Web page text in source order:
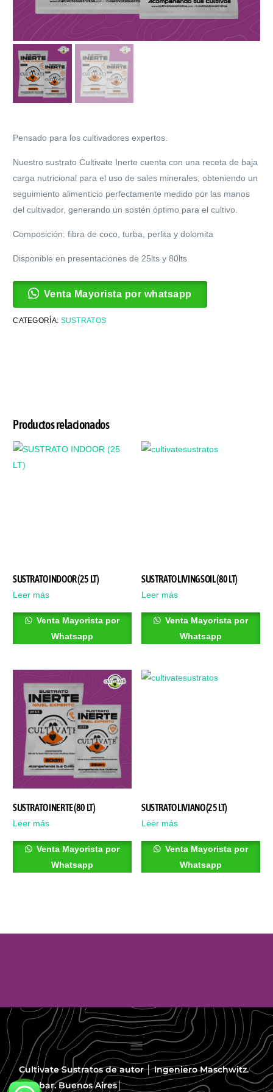
Pensado para los cultivadores expertos.
Nuestro sustrato Cultivate Inerte cuenta con una receta de baja
carga nutricional para el uso de sales minerales, obteniendo un
seguimiento alimenticio perfectamente medido por las manos
del cultivador, generando un sostén óptimo para el cultivo.
Composición: fibra de coco, turba, perlita y dolomita
Disponible en presentaciones de 25lts y 80lts
Venta Mayorista por whatsapp
CATEGORÍA: SUSTRATOS
Productos relacionados
SUSTRATO INDOOR (25 LT)
Leer más
Venta Mayorista por
Whatsapp
SUSTRATO LIVING SOIL (80 LT)
Leer más
Venta Mayorista por
Whatsapp
SUSTRATO INERTE (80 LT)
Leer más
Venta Mayorista por
Whatsapp
SUSTRATO LIVIANO (25 LT)
Leer más
Venta Mayorista por
Whatsapp
Cultivate Sustratos de autor │ Ingeniero Maschwitz.
Escobar. Buenos Aires│